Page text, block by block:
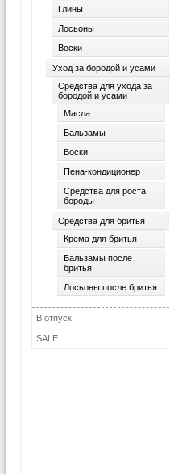
Глины
Лосьоны
Воски
Уход за бородой и усами
Средства для ухода за
бородой и усами
Масла
Бальзамы
Воски
Пена-кондиционер
Средства для роста
бороды
Средства для бритья
Крема для бритья
Бальзамы после
бритья
Лосьоны после бритья
В отпуск
SALE